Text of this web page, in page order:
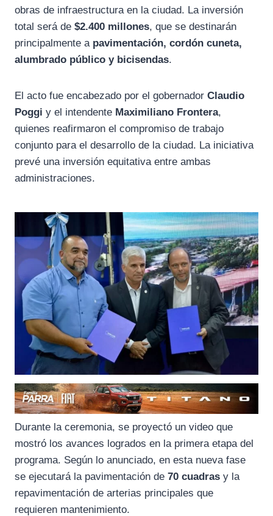
k
a
m
p
obras de infraestructura en la ciudad. La inversión
total será de $2.400 millones, que se destinarán
principalmente a pavimentación, cordón cuneta,
alumbrado público y bicisendas.
El acto fue encabezado por el gobernador Claudio
Poggi y el intendente Maximiliano Frontera,
quienes reafirmaron el compromiso de trabajo
conjunto para el desarrollo de la ciudad. La iniciativa
prevé una inversión equitativa entre ambas
administraciones.
Durante la ceremonia, se proyectó un video que
mostró los avances logrados en la primera etapa del
programa. Según lo anunciado, en esta nueva fase
se ejecutará la pavimentación de 70 cuadras y la
repavimentación de arterias principales que
requieren mantenimiento.